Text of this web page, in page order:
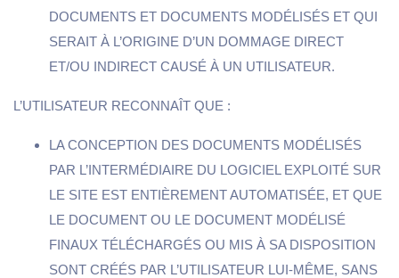
DOCUMENTS ET DOCUMENTS MODÉLISÉS ET QUI
SERAIT À L’ORIGINE D’UN DOMMAGE DIRECT
ET/OU INDIRECT CAUSÉ À UN UTILISATEUR.
L’UTILISATEUR RECONNAÎT QUE :
LA CONCEPTION DES DOCUMENTS MODÉLISÉS
PAR L’INTERMÉDIAIRE DU LOGICIEL EXPLOITÉ SUR
LE SITE EST ENTIÈREMENT AUTOMATISÉE, ET QUE
LE DOCUMENT OU LE DOCUMENT MODÉLISÉ
FINAUX TÉLÉCHARGÉS OU MIS À SA DISPOSITION
SONT CRÉÉS PAR L’UTILISATEUR LUI-MÊME, SANS